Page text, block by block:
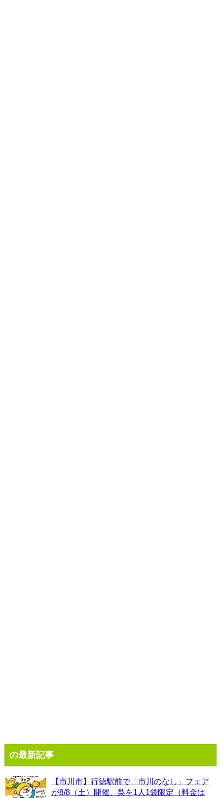
の最新記事
【市川市】行徳駅前で「市川のなし」フェア
が8/8（土）開催、梨を1人1袋限定（料金は